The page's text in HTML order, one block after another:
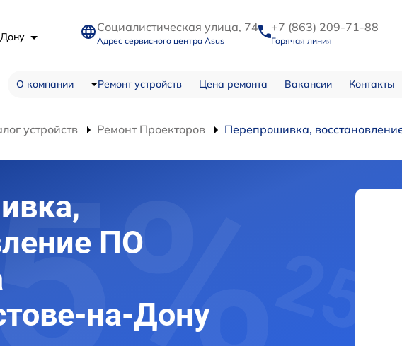
Социалистическая улица, 74
Адрес сервисного центра Asus
+7 (863) 209-71-88
Горячая линия
О компании Ремонт устройств Цена ремонта Вакансии Контакты
устройств Ремонт Проекторов Перепрошивка,
ПО
на-Дону